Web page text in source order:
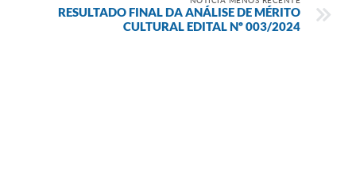
RESULTADO FINAL DA ANÁLISE DE MÉRITO
CULTURAL EDITAL Nº 003/2024